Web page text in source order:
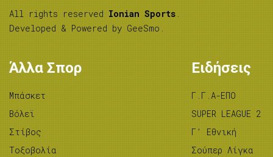
All rights reserved Ionian Sports .
Developed & Powered by GeeSmo .
Άλλα Σπορ
Μπάσκετ
Βόλεϊ
Στίβος
Tοξοβολία
Ειδήσεις
Γ.Γ.Α-ΕΠΟ
SUPER LEAGUE 2
Γ’ Εθνική
Σούπερ Λίγκα